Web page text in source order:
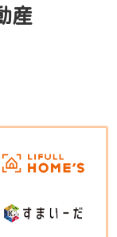
産